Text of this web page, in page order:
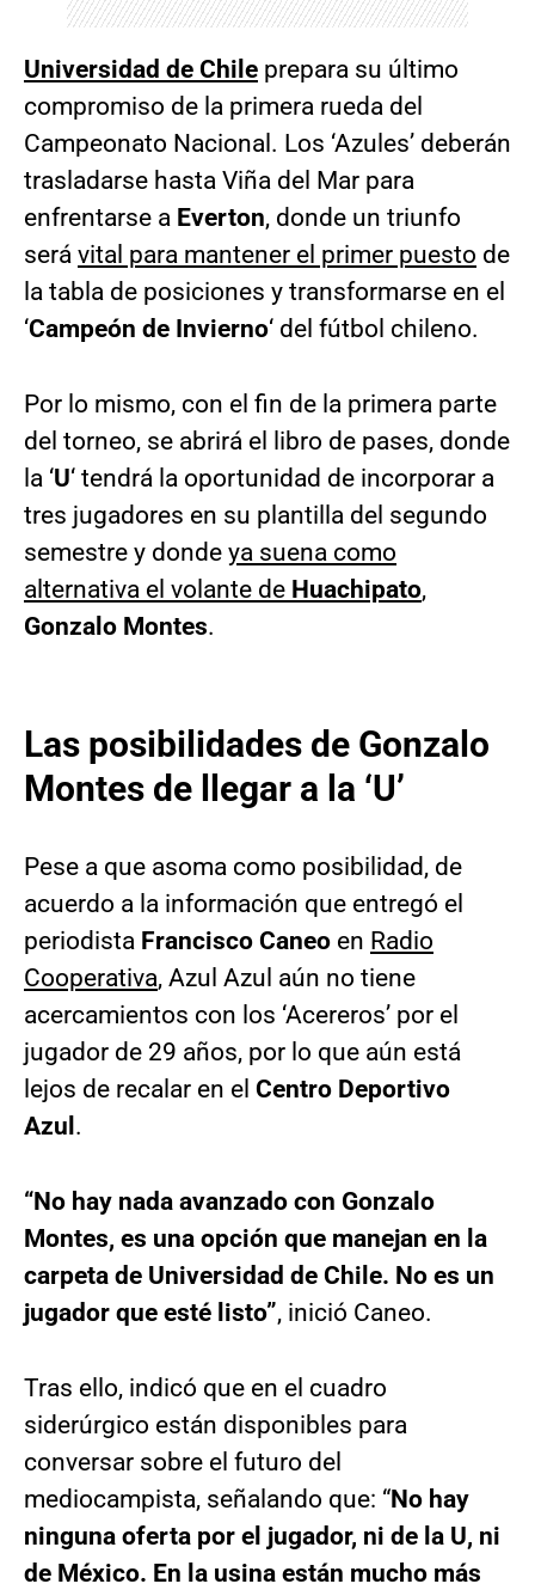
Universidad de Chile prepara su último
compromiso de la primera rueda del
Campeonato Nacional. Los ‘Azules’ deberán
trasladarse hasta Viña del Mar para
enfrentarse a Everton, donde un triunfo
será vital para mantener el primer puesto de
la tabla de posiciones y transformarse en el
‘Campeón de Invierno‘ del fútbol chileno.
Por lo mismo, con el fin de la primera parte
del torneo, se abrirá el libro de pases, donde
la ‘U‘ tendrá la oportunidad de incorporar a
tres jugadores en su plantilla del segundo
semestre y donde ya suena como
alternativa el volante de Huachipato,
Gonzalo Montes.
Las posibilidades de Gonzalo
Montes de llegar a la ‘U’
Pese a que asoma como posibilidad, de
acuerdo a la información que entregó el
periodista Francisco Caneo en Radio
Cooperativa, Azul Azul aún no tiene
acercamientos con los ‘Acereros’ por el
jugador de 29 años, por lo que aún está
lejos de recalar en el Centro Deportivo
Azul .
“No hay nada avanzado con Gonzalo
Montes, es una opción que manejan en la
carpeta de Universidad de Chile. No es un
jugador que esté listo”, inició Caneo.
Tras ello, indicó que en el cuadro
siderúrgico están disponibles para
conversar sobre el futuro del
mediocampista, señalando que: “No hay
ninguna oferta por el jugador, ni de la U, ni
de México. En la usina están mucho más